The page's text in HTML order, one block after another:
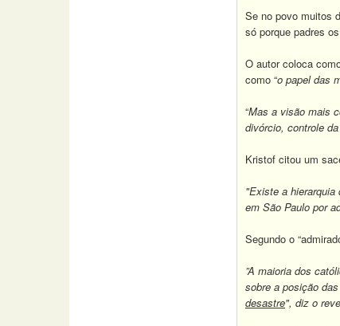
Se no povo muitos
só porque padres
O autor coloca
como “o papel das
“Mas a visão mais
divórcio, controle
Kristof citou um
"Existe a hierarquia
em São Paulo por
Segundo o
”A maioria dos
sobre a posição
desastre", diz o